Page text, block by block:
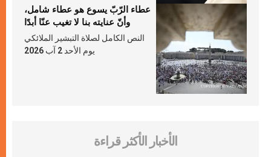
عطاء الرّبّ يسوع هو عطاء شامل،
وأنّ عنايته بنا لا تغيب عنّا أبدًا
النص الكامل لصلاة التبشير الملائكي
يوم الأحد 2 آب 2026
الأخبار الأكثر قراءة